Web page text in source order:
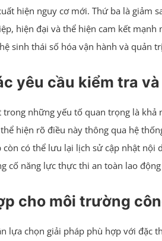
hiện nguy cơ mới. Thứ ba là giảm
hiện đại và thể hiện cam kết
sinh thái số hóa vận hành và quản
yêu cầu kiểm tra
những yếu tố quan trọng là
hiện rõ điều này thông qua hệ
có thể lưu lại lịch sử cập nhật
cố năng lực thực thi an toàn lao
cho môi trường
lựa chọn giải pháp phù hợp với